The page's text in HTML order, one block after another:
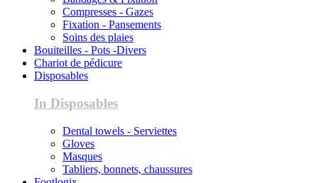
Compresses - Gazes
Fixation - Pansements
Soins des plaies
Bouiteilles - Pots -Divers
Chariot de pédicure
Disposables
In Disposables
Dental towels - Serviettes
Gloves
Masques
Tabliers, bonnets, chaussures